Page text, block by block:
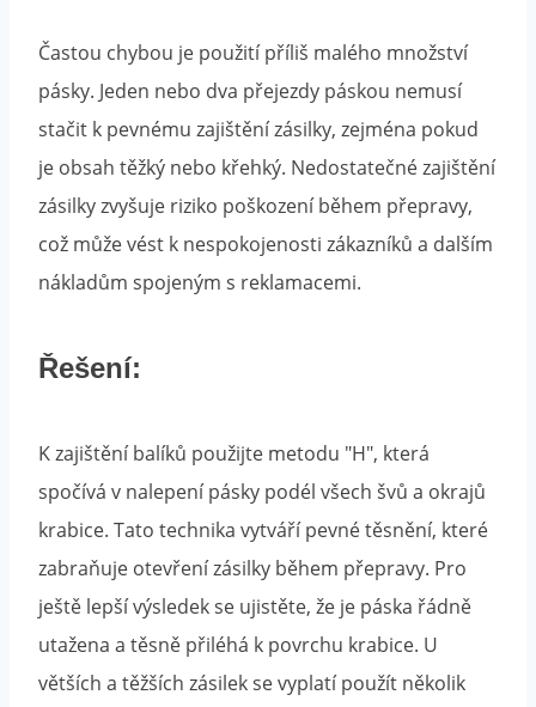
Častou chybou je použití příliš malého množství
pásky. Jeden nebo dva přejezdy páskou nemusí
stačit k pevnému zajištění zásilky, zejména pokud
je obsah těžký nebo křehký. Nedostatečné zajištění
zásilky zvyšuje riziko poškození během přepravy,
což může vést k nespokojenosti zákazníků a dalším
nákladům spojeným s reklamacemi.
Řešení:
K zajištění balíků použijte metodu "H", která
spočívá v nalepení pásky podél všech švů a okrajů
krabice. Tato technika vytváří pevné těsnění, které
zabraňuje otevření zásilky během přepravy. Pro
ještě lepší výsledek se ujistěte, že je páska řádně
utažena a těsně přiléhá k povrchu krabice. U
větších a těžších zásilek se vyplatí použít několik